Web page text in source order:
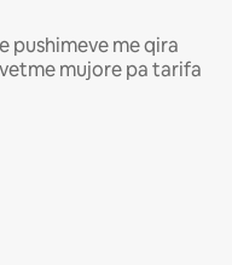
pushimeve me qira
mujore pa tarifa